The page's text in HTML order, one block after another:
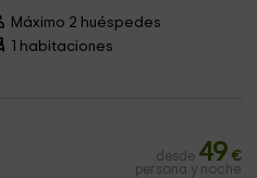
Máximo 2 huéspedes
1 habitaciones
desde 49 €
persona y noche